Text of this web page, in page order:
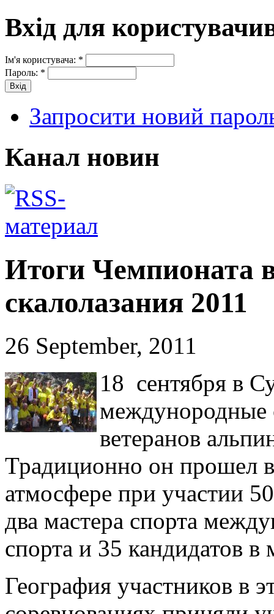
Вхід для
Ім'я користувача: *
Пароль: *
Запросити новий
Канал новин
Итоги Чемпионата
скалолазания 2011
26 September, 2011
18 сентября в
междунородные
ветеранов
Традиционно он прошел
атмосфере при участии
два мастера спорта
спорта и 35 кандидатов в
География участников в